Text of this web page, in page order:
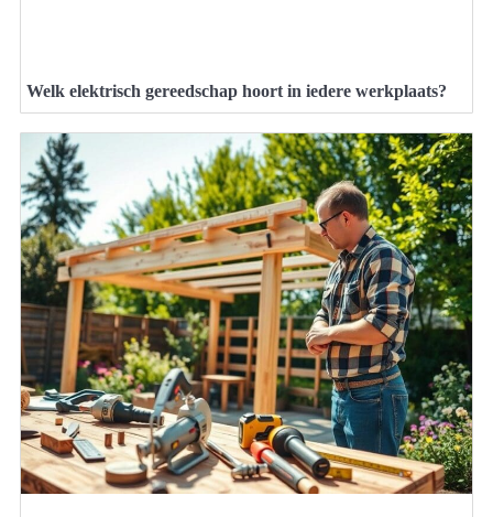
Welk elektrisch gereedschap hoort in iedere werkplaats?